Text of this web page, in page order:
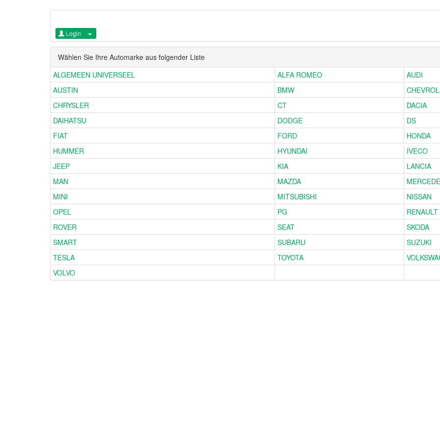
Login
Wählen Sie Ihre Automarke aus folgender Liste
ALGEMEEN UNIVERSEEL
ALFA ROMEO
AUDI
AUSTIN
BMW
CHRYSLER
CT
DACIA
DAIHATSU
DODGE
DS
FIAT
FORD
HONDA
HUMMER
HYUNDAI
IVECO
JEEP
KIA
LANCIA
MAN
MAZDA
MINI
MITSUBISHI
NISSAN
OPEL
PG
RENAULT
ROVER
SEAT
SKODA
SMART
SUBARU
SUZUKI
TESLA
TOYOTA
VOLVO